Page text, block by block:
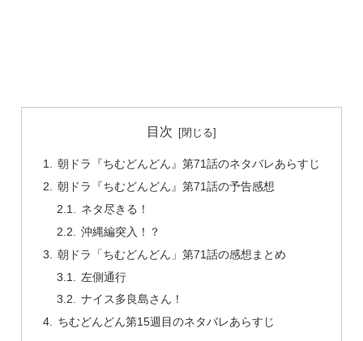
目次
朝ドラ『ちむどんどん』第71話のネタバレあらすじ
朝ドラ『ちむどんどん』第71話の予告感想
ネタ尽きる！
沖縄編突入！？
朝ドラ「ちむどんどん」第71話の感想まとめ
左側通行
ナイス多良島さん！
ちむどんどん第15週目のネタバレあらすじ